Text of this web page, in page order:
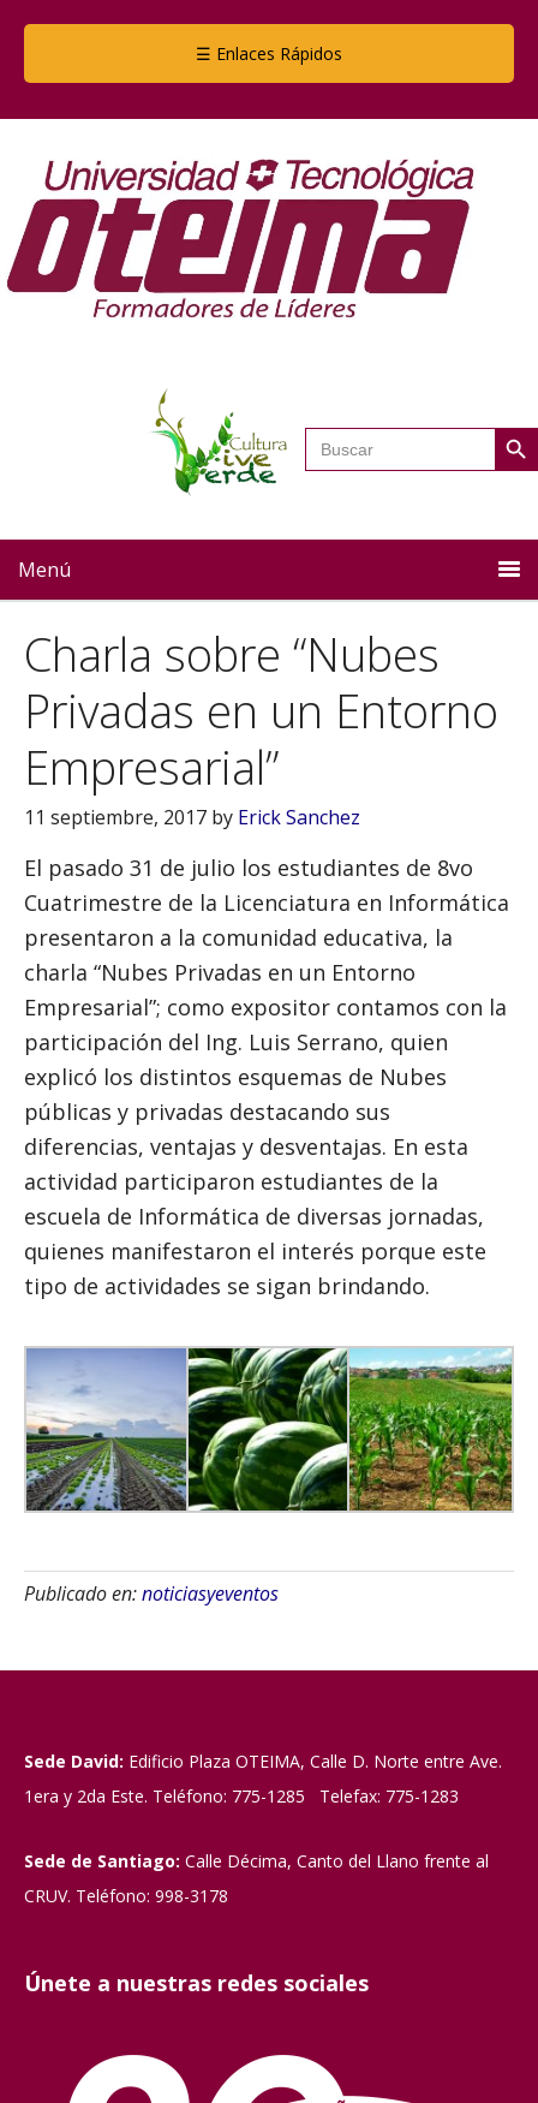
☰ Enlaces Rápidos
Buscar: Botón
Menú
Charla sobre “Nubes
Privadas en un Entorno
Empresarial”
11 septiembre, 2017 by Erick Sanchez
El pasado 31 de julio los estudiantes de 8vo
Cuatrimestre de la Licenciatura en Informática
presentaron a la comunidad educativa, la
charla “Nubes Privadas en un Entorno
Empresarial”; como expositor contamos con la
participación del Ing. Luis Serrano, quien
explicó los distintos esquemas de Nubes
públicas y privadas destacando sus
diferencias, ventajas y desventajas. En esta
actividad participaron estudiantes de la
escuela de Informática de diversas jornadas,
quienes manifestaron el interés porque este
tipo de actividades se sigan brindando.
Publicado en:noticiasyeventos
Sede David: Edificio Plaza OTEIMA, Calle D. Norte entre Ave.
1era y 2da Este. Teléfono: 775-1285 Telefax: 775-1283
Sede de Santiago: Calle Décima, Canto del Llano frente al
CRUV. Teléfono: 998-3178
Únete a nuestras redes sociales